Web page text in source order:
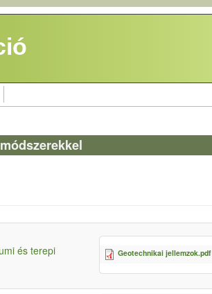
és terepi
Geotechnikai jellemzok.pdf